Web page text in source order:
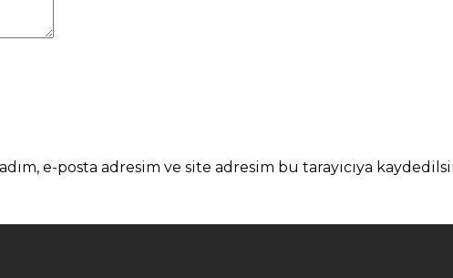
e-posta adresim ve site adresim bu tarayıcıya